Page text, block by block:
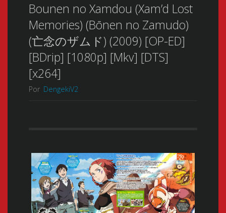
Bounen no Xamdou (Xam’d Lost
Memories) (Bōnen no Zamudo)
(亡念のザムド) (2009) [OP-ED]
[BDrip] [1080p] [Mkv] [DTS]
[x264]
Por DengekiV2